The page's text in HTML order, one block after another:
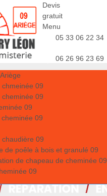
Devis
gratuit
Menu
05 33 06 22 34
06 26 96 23 69
09
09
09
09
09
de poêle à bois et granulé 09
de chapeau de cheminée 09
09